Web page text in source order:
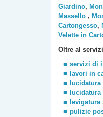
Giardino,
Massello ,
Cartongesso,
Velette in
Oltre al
servizi di
lavori in
pulizie